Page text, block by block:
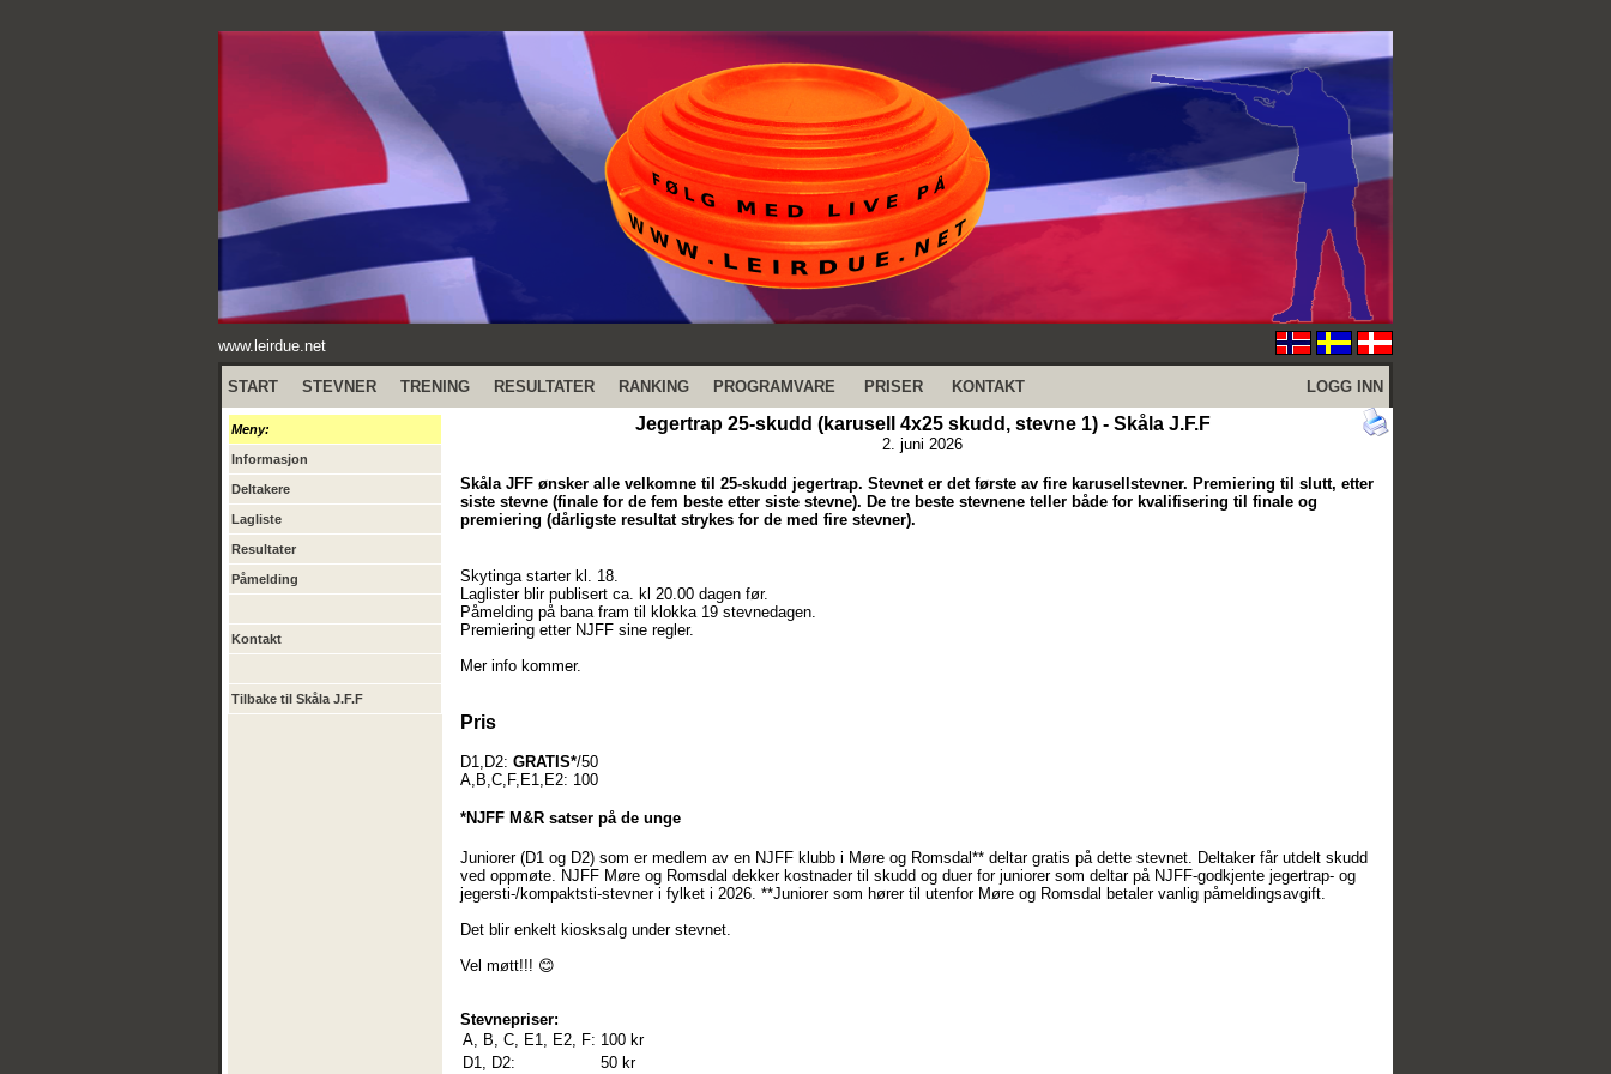
www.leirdue.net
START STEVNER TRENING RESULTATER RANKING PROGRAMVARE PRISER KONTAKT LOGG INN
Meny:
Informasjon
Deltakere
Lagliste
Resultater
Påmelding
Kontakt
Tilbake til Skåla J.F.F
Jegertrap 25-skudd (karusell 4x25 skudd, stevne 1) - Skåla J.F.F
2. juni 2026
Skåla JFF ønsker alle velkomne til 25-skudd jegertrap. Stevnet er det første av fire karusellstevner. Premiering til slutt, etter
siste stevne (finale for de fem beste etter siste stevne). De tre beste stevnene teller både for kvalifisering til finale og
premiering (dårligste resultat strykes for de med fire stevner).
Skytinga starter kl. 18.
Laglister blir publisert ca. kl 20.00 dagen før.
Påmelding på bana fram til klokka 19 stevnedagen.
Premiering etter NJFF sine regler.
Mer info kommer.
Pris
D1,D2: GRATIS*/50
A,B,C,F,E1,E2: 100
*NJFF M&R satser på de unge
Juniorer (D1 og D2) som er medlem av en NJFF klubb i Møre og Romsdal** deltar gratis på dette stevnet. Deltaker får utdelt skudd
ved oppmøte. NJFF Møre og Romsdal dekker kostnader til skudd og duer for juniorer som deltar på NJFF-godkjente jegertrap- og
jegersti-/kompaktsti-stevner i fylket i 2026. **Juniorer som hører til utenfor Møre og Romsdal betaler vanlig påmeldingsavgift.
Det blir enkelt kiosksalg under stevnet.
Vel møtt!!! 😊
Stevnepriser:
A, B, C, E1, E2, F: 100 kr
D1, D2:
50 kr